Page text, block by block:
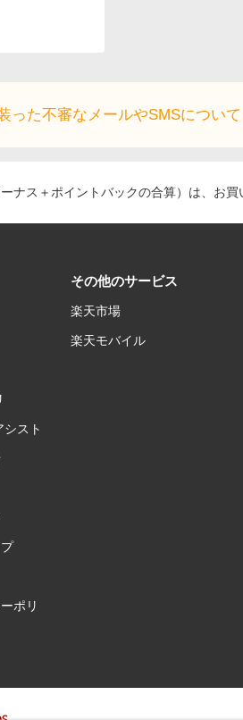
った不審なメールやSMSについて
ナス＋ポイントバックの合算）は、お
シスト
ポリ
その他のサービス
楽天市場
楽天モバイル